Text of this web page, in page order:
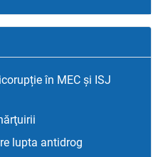
în MEC și ISJ
lupta antidrog